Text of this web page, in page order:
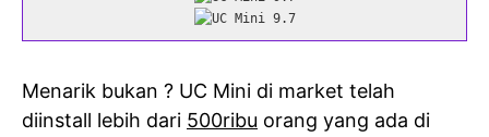
Menarik bukan ? UC Mini di market telah
diinstall lebih dari 500ribu orang yang ada di